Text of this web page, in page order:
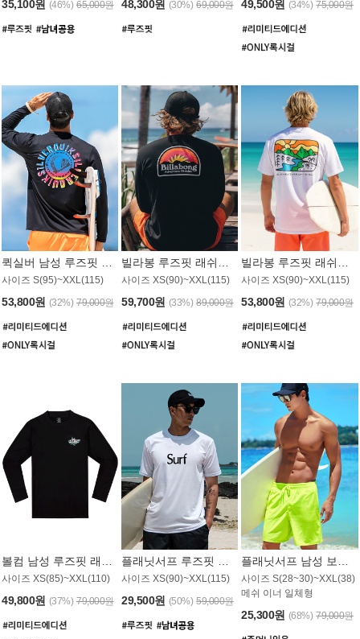
35,100원 (46%) 65,000원 48,300원 (30%) 69,000원 49,500원 (34%) 75,000원
사이즈 S(95)~XXL(115)
53,800원 (32%) 79,000원
사이즈 XS(90)~XXL(115)
59,700원 (33%) 89,000원
사이즈 XS(90)~XXL(115)
53,800원 (32%) 79,000원
사이즈 XS(85)~XXL(110)
49,800원 (37%) 79,000원
사이즈 XS(90)~XXL(115)
29,500원 (50%) 59,000원
사이즈 S(28~30)~XXL(38)
메쉬 이너 일체형
25,300원 (68%) 79,000원